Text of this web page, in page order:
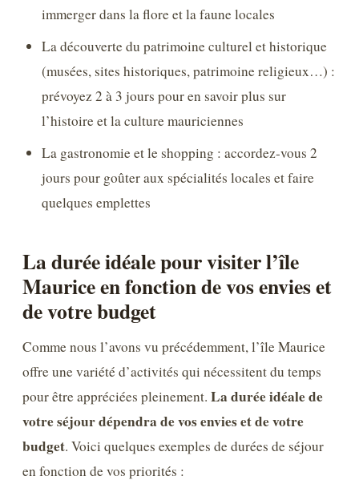
immerger dans la flore et la faune locales
La découverte du patrimoine culturel et historique
(musées, sites historiques, patrimoine religieux…) :
prévoyez 2 à 3 jours pour en savoir plus sur
l’histoire et la culture mauriciennes
La gastronomie et le shopping : accordez-vous 2
jours pour goûter aux spécialités locales et faire
quelques emplettes
La durée idéale pour visiter l’île
Maurice en fonction de vos envies et
de votre budget
Comme nous l’avons vu précédemment, l’île Maurice
offre une variété d’activités qui nécessitent du temps
pour être appréciées pleinement. La durée idéale de
votre séjour dépendra de vos envies et de votre
budget. Voici quelques exemples de durées de séjour
en fonction de vos priorités :